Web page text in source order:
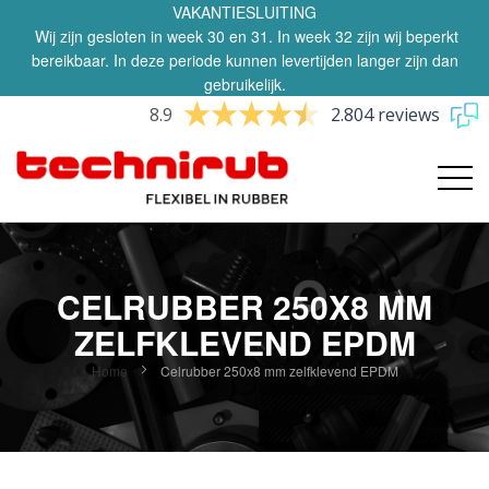
VAKANTIESLUITING
Wij zijn gesloten in week 30 en 31. In week 32 zijn wij beperkt
bereikbaar. In deze periode kunnen levertijden langer zijn dan
gebruikelijk.
8.9 2.804 reviews
CELRUBBER 250X8 MM
ZELFKLEVEND EPDM
Home Celrubber 250x8 mm zelfklevend EPDM